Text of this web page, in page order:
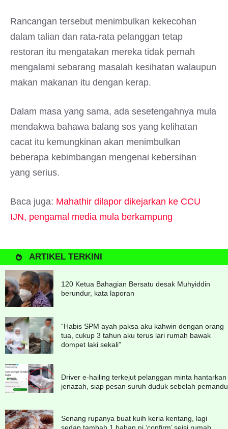
Rancangan tersebut menimbulkan kekecohan
dalam talian dan rata-rata pelanggan tetap
restoran itu mengatakan mereka tidak pernah
mengalami sebarang masalah kesihatan walaupun
makan makanan itu dengan kerap.
Dalam masa yang sama, ada sesetengahnya mula
mendakwa bahawa balang sos yang kelihatan
cacat itu kemungkinan akan menimbulkan
beberapa kebimbangan mengenai kebersihan
yang serius.
Baca juga: Mahathir dilapor dikejarkan ke CCU
IJN, pengamal media mula berkampung
ARTIKEL TERKINI
120 Ketua Bahagian Bersatu desak Muhyiddin
berundur, kata laporan
“Habis SPM ayah paksa aku kahwin dengan orang
tua, cukup 3 tahun aku terus lari rumah bawak
dompet laki sekali”
Driver e-hailing terkejut pelanggan minta hantarkan
jenazah, siap pesan suruh duduk sebelah pemandu
Senang rupanya buat kuih keria kentang, lagi